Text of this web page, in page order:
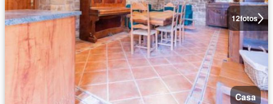
12fotos
Casa